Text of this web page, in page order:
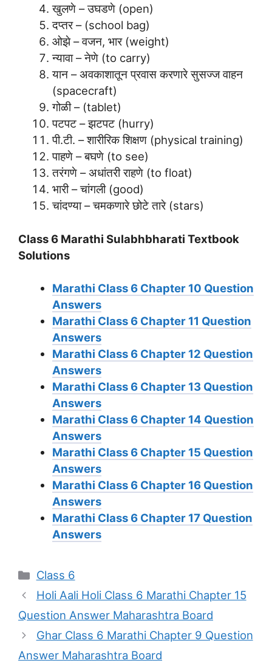
खुलणे – उघडणे (open)
दप्तर – (school bag)
ओझे – वजन, भार (weight)
न्यावा – नेणे (to carry)
यान – अवकाशातून प्रवास करणारे सुसज्ज वाहन
(spacecraft)
गोळी – (tablet)
पटपट – झटपट (hurry)
पी.टी. – शारीरिक शिक्षण (physical training)
पाहणे – बघणे (to see)
तरंगणे – अधांतरी राहणे (to float)
भारी – चांगली (good)
चांदण्या – चमकणारे छोटे तारे (stars)
Class 6 Marathi Sulabhbharati Textbook
Solutions
Marathi Class 6 Chapter 10 Question
Answers
Marathi Class 6 Chapter 11 Question
Answers
Marathi Class 6 Chapter 12 Question
Answers
Marathi Class 6 Chapter 13 Question
Answers
Marathi Class 6 Chapter 14 Question
Answers
Marathi Class 6 Chapter 15 Question
Answers
Marathi Class 6 Chapter 16 Question
Answers
Marathi Class 6 Chapter 17 Question
Answers
Categories
Class 6
Holi Aali Holi Class 6 Marathi Chapter 15
Question Answer Maharashtra Board
Ghar Class 6 Marathi Chapter 9 Question
Answer Maharashtra Board